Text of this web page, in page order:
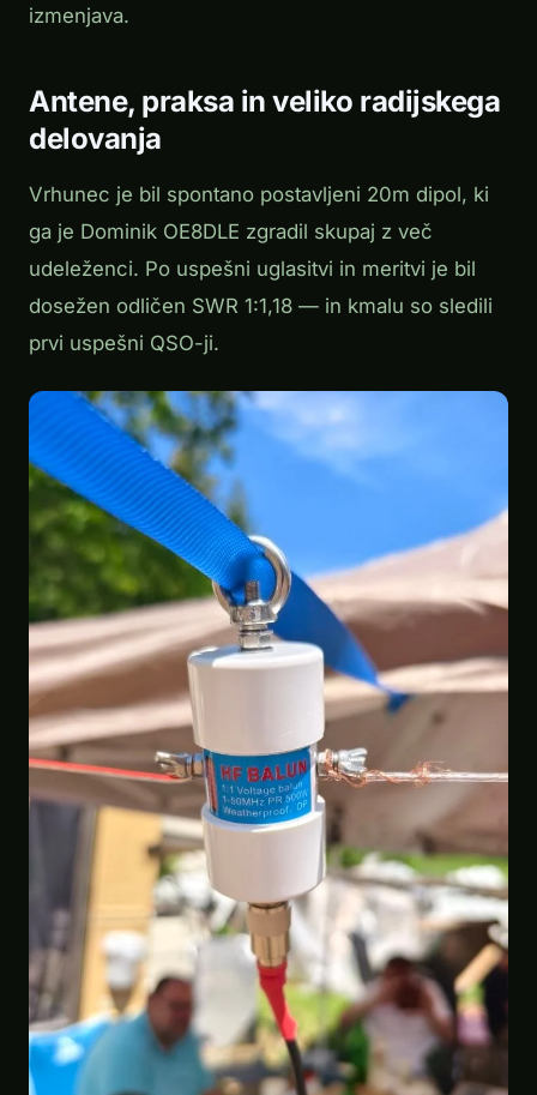
izmenjava.
Antene, praksa in veliko radijskega
delovanja
Vrhunec je bil spontano postavljeni 20m dipol, ki
ga je Dominik OE8DLE zgradil skupaj z več
udeleženci. Po uspešni uglasitvi in meritvi je bil
dosežen odličen SWR 1:1,18 — in kmalu so sledili
prvi uspešni QSO-ji.